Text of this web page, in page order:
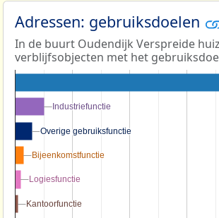
Adressen: gebruiksdoelen
In de buurt Oudendijk Verspreide
verblijfsobjecten met het
Industriefunctie
Industriefunctie
Overige gebruiksfunctie
Overige gebruiksfunctie
Bijeenkomstfunctie
Bijeenkomstfunctie
Logiesfunctie
Logiesfunctie
Kantoorfunctie
Kantoorfunctie